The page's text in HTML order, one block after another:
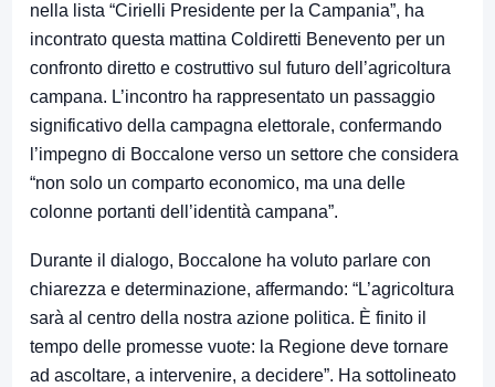
nella lista “Cirielli Presidente per la Campania”, ha
incontrato questa mattina Coldiretti Benevento per un
confronto diretto e costruttivo sul futuro dell’agricoltura
campana. L’incontro ha rappresentato un passaggio
significativo della campagna elettorale, confermando
l’impegno di Boccalone verso un settore che considera
“non solo un comparto economico, ma una delle
colonne portanti dell’identità campana”.
Durante il dialogo, Boccalone ha voluto parlare con
chiarezza e determinazione, affermando: “L’agricoltura
sarà al centro della nostra azione politica. È finito il
tempo delle promesse vuote: la Regione deve tornare
ad ascoltare, a intervenire, a decidere”. Ha sottolineato